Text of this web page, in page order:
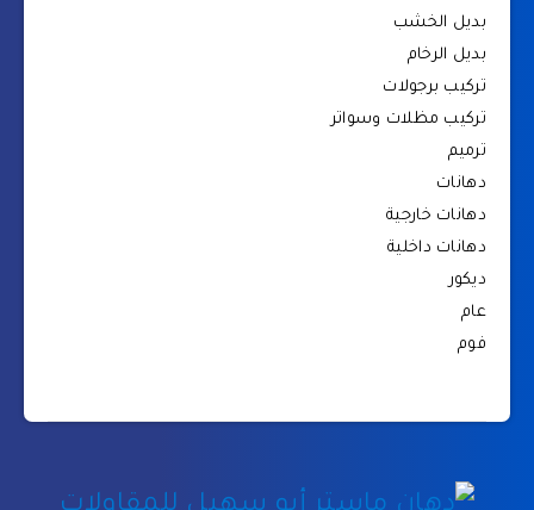
بديل الخشب
بديل الرخام
تركيب برجولات
تركيب مظلات وسواتر
ترميم
دهانات
دهانات خارجية
دهانات داخلية
ديكور
عام
فوم